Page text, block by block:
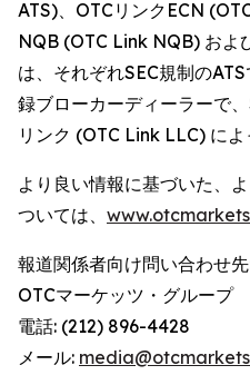
ATS)、OTCリンクECN
NQB (OTC Link NQB) およ
は、それぞれSEC規制の
録ブローカーディーラーで
リンク (OTC Link LLC) によ
より良い情報に基づいた、
ついては、
報道関係者向け問い合わせ
OTCマーケッツ・グループ
電話: (212) 896-4428
メール: